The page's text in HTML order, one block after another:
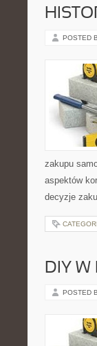
POSTED
zakupu
aspektów
decyzje
DIY W
POSTED